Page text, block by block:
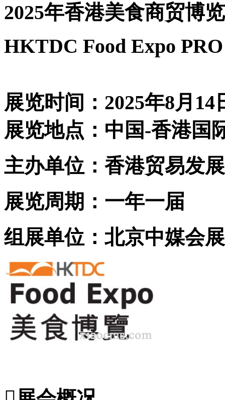
2025年香港美食商贸博览
HKTDC Food Expo PRO
展览时间：2025年8月14
展览地点：中国-香港国
主办单位：香港贸易发
展览周期：一年一届
组展单位：北京中媒会